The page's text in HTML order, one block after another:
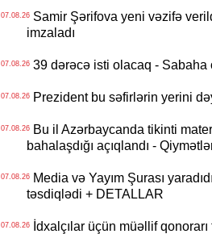
07.08.26Samir Şərifova yeni vəzifə
imzaladı
07.08.2639 dərəcə isti olacaq - Sabaha
07.08.26Prezident bu səfirlərin yerini
07.08.26Bu il Azərbaycanda tikinti
bahalaşdığı açıqlandı -
07.08.26Media və Yayım Şurası
təsdiqlədi + DETALLAR
07.08.26İdxalçılar üçün müəllif